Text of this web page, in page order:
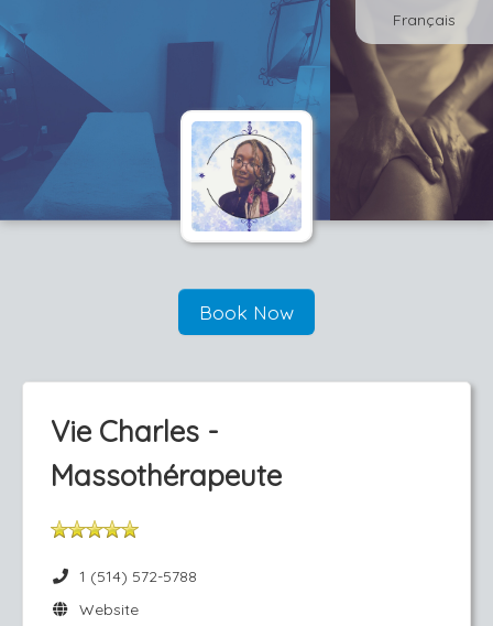
Français
Book Now
Vie Charles -
Massothérapeute
1 (514) 572-5788
Website